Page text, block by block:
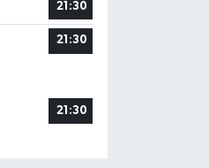
21:30
21:30
21:30